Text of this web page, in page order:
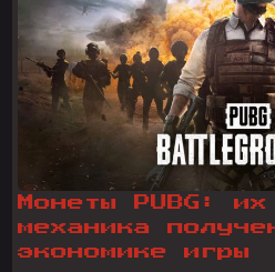
Монеты PUBG:
механика
экономике игры